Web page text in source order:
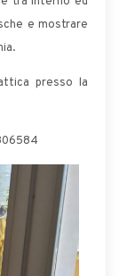
e mostrare
presso la